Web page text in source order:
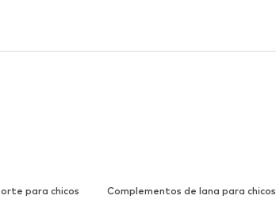
para chicos
Complementos de lana para chicos